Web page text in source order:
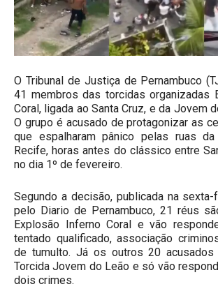
O Tribunal de Justiça de Pernambuco
41 membros das torcidas organizadas
Coral, ligada ao Santa Cruz, e da Jovem
O grupo é acusado de protagonizar as
que espalharam pânico pelas ruas
Recife, horas antes do clássico entre
no dia 1º de fevereiro.
Segundo a decisão, publicada na
pelo Diario de Pernambuco, 21 réus
Explosão Inferno Coral e vão
tentado qualificado, associação
de tumulto. Já os outros 20
Torcida Jovem do Leão e só vão
dois crimes.